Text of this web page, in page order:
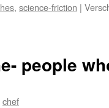
, science-friction |
people
chef